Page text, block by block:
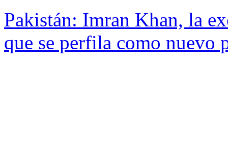
Pakistán: Imran Khan, la
que se perfila como nuevo